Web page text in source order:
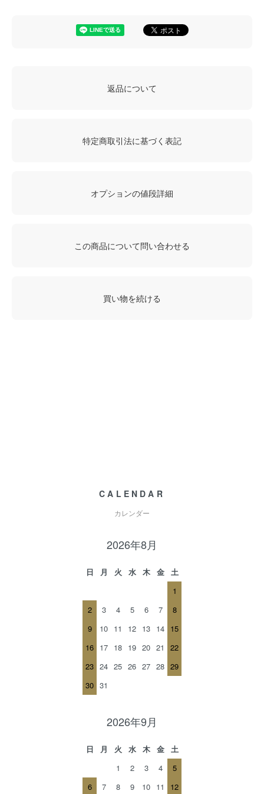
返品について
特定商取引法に基づく表記
オプションの値段詳細
この商品について問い合わせる
買い物を続ける
CALENDAR
カレンダー
2026年8月
日 月 火 水 木 金
土
1
2
3 4 5 6 7
8
9
10 11 12 13 14 15
16 17 18 19 20 21
22
23 24 25 26 27 28 29
30 31
2026年9月
日 月 火 水 木 金
土
1
2 3 4
5
6
7 8 9 10 11
12